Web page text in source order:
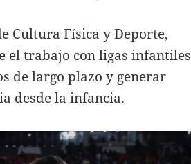
Cultura Física y Deporte,
el trabajo con ligas infantiles
de largo plazo y generar
desde la infancia.